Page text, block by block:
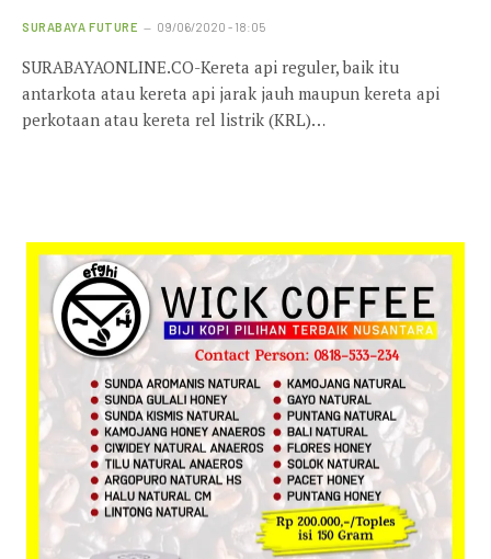
SURABAYA FUTURE 09/06/2020 - 18:05
SURABAYAONLINE.CO-Kereta api reguler, baik itu
antarkota atau kereta api jarak jauh maupun kereta api
perkotaan atau kereta rel listrik (KRL)…